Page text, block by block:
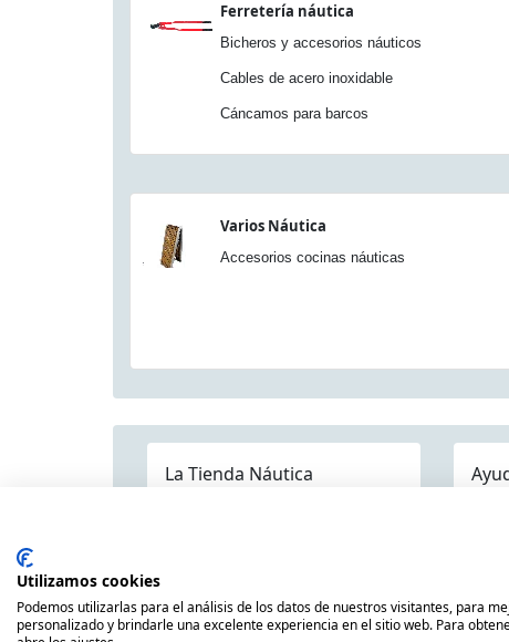
Ferretería náutica
Bicheros y accesorios náuticos
Cables de acero inoxidable
Cáncamos para barcos
Varios Náutica
Accesorios cocinas náuticas
La Tienda Náutica
Náuticas
Nuestras Marcas
Utilizamos cookies
Podemos utilizarlas para el análisis de los datos de nuestros visitantes, para
personalizado y brindarle una excelente experiencia en el sitio web. Para